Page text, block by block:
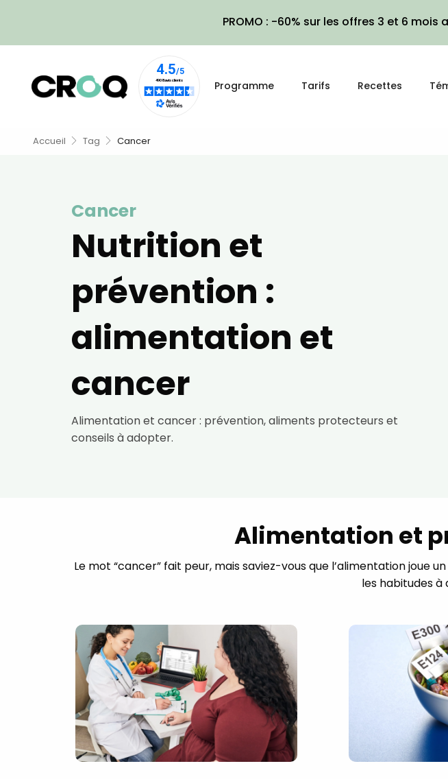
PROMO : -60% sur les offres 3 et 6 mois
Programme Tarifs Recettes
Accueil Tag Cancer
Cancer
Nutrition et
prévention :
alimentation et
cancer
Alimentation et cancer : prévention, aliments protecteurs et
conseils à adopter.
Alimentation et
Le mot “cancer” fait peur, mais saviez-vous que l’alimentation joue
les habitudes à